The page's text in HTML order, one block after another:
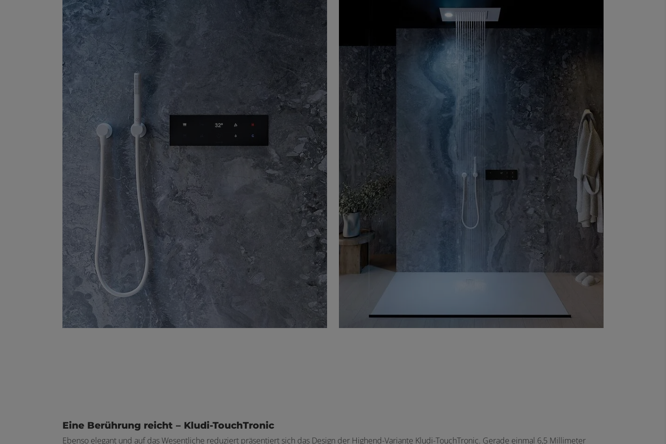
Eine Berührung reicht – Kludi-TouchTronic
Ebenso elegant und auf das Wesentliche reduziert präsentiert sich das Design der Highend-Variante Kludi-TouchTronic. Gerade einmal 6,5 Millimeter